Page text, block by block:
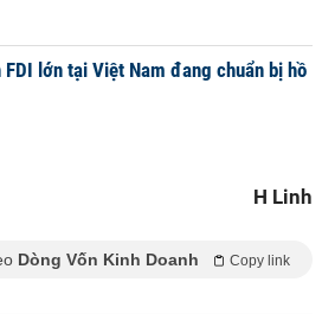
FDI lớn tại Việt Nam đang chuẩn bị hồ
H Linh
Dòng Vốn Kinh Doanh Copy link